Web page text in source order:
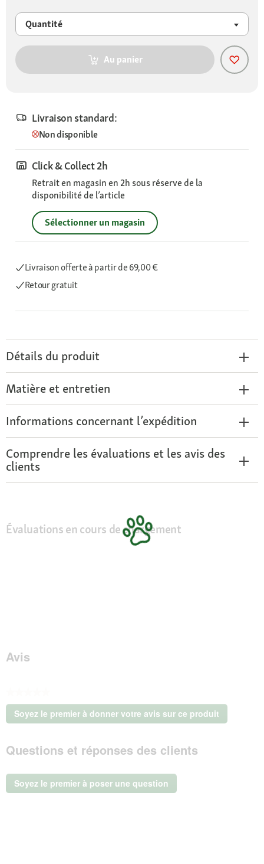
Quantité
Au panier
Livraison standard:
Non disponible
Click & Collect 2h
Retrait en magasin en 2h sous réserve de la
disponibilité de l’article
Sélectionner un magasin
Livraison offerteà partir de 69,00 €
Retour gratuit
Détails du produit
Matière et entretien
Informations concernant l’expédition
Comprendre les évaluations et les avis des
clients
Évaluations en cours de chargement
Avis
Aucune
valeur
Soyez le premier à donner votre avis sur ce produit
.
action
entraînera
d'une
boîte
Questions et réponses des clients
Soyez le premier à poser une question